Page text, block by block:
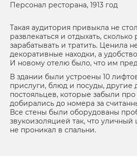
Персонал ресторана, 1913 год
Такая аудитория привыкла не
развлекаться и отдыхать, сколько
зарабатывать и тратить. Ценила
декоративные находки, а
И новому отелю было, что им
В здании были устроены 10
прислуги, блюд и посуды, другие
постояльцев, которые забыли
добирались до номера за
Все стены были оборудованы
звукоизоляцией так, что уличный
не проникал в спальни.